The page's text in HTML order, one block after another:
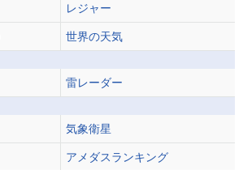
レジャー
世界の天気
雷レーダー
気象衛星
アメダスランキング